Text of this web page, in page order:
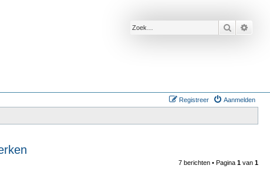
Zoek
Aanmelden
Registreer
7 berichten • Pagina 1 van 1